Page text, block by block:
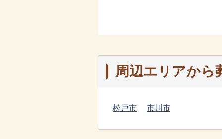
周辺エリアから
松戸市 市川市